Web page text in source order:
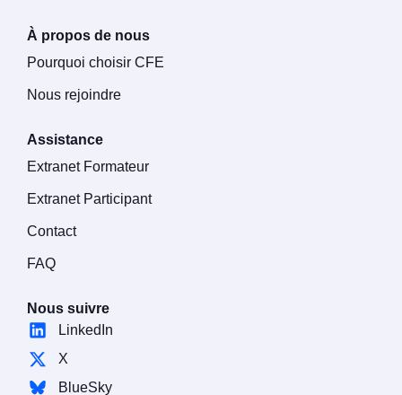
À propos de nous
Pourquoi choisir CFE
Nous rejoindre
Assistance
Extranet Formateur
Extranet Participant
Contact
FAQ
Nous suivre
LinkedIn
X
BlueSky